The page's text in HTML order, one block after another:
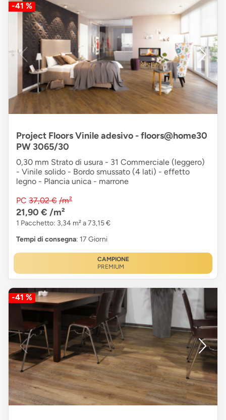
-41 %
Project Floors Vinile adesivo - floors@home30
PW 3065/30
0,30 mm Strato di usura - 31 Commerciale (leggero)
- Vinile solido - Bordo smussato (4 lati) - effetto
legno - Plancia unica - marrone
PC 37,02 € /m²
21,90 € /m²
1 Pacchetto: 3,34 m² a 73,15 €
Tempi di consegna: 17 Giorni
CAMPIONE
PREMIUM
-41 %